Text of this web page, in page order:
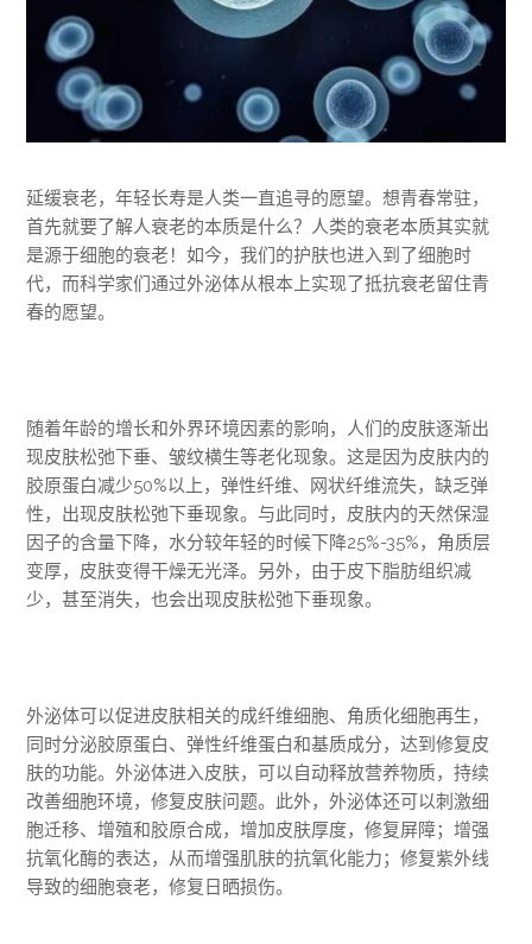
延缓衰老，年轻长寿是人类一直追寻的愿望。想青春常驻，
首先就要了解人衰老的本质是什么？人类的衰老本质其实就
是源于细胞的衰老！如今，我们的护肤也进入到了细胞时
代，而科学家们通过外泌体从根本上实现了抵抗衰老留住青
春的愿望。
随着年龄的增长和外界环境因素的影响，人们的皮肤逐渐出
现皮肤松弛下垂、皱纹横生等老化现象。这是因为皮肤内的
胶原蛋白减少50%以上，弹性纤维、网状纤维流失，缺乏弹
性，出现皮肤松弛下垂现象。与此同时，皮肤内的天然保湿
因子的含量下降，水分较年轻的时候下降25%-35%，角质层
变厚，皮肤变得干燥无光泽。另外，由于皮下脂肪组织减
少，甚至消失，也会出现皮肤松弛下垂现象。
外泌体可以促进皮肤相关的成纤维细胞、角质化细胞再生，
同时分泌胶原蛋白、弹性纤维蛋白和基质成分，达到修复皮
肤的功能。外泌体进入皮肤，可以自动释放营养物质，持续
改善细胞环境，修复皮肤问题。此外，外泌体还可以刺激细
胞迁移、增殖和胶原合成，增加皮肤厚度，修复屏障；增强
抗氧化酶的表达，从而增强肌肤的抗氧化能力；修复紫外线
导致的细胞衰老，修复日晒损伤。